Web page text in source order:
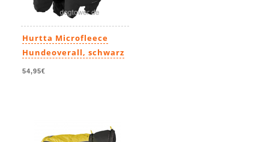
Hurtta Microfleece
Hundeoverall, schwarz
54,95€